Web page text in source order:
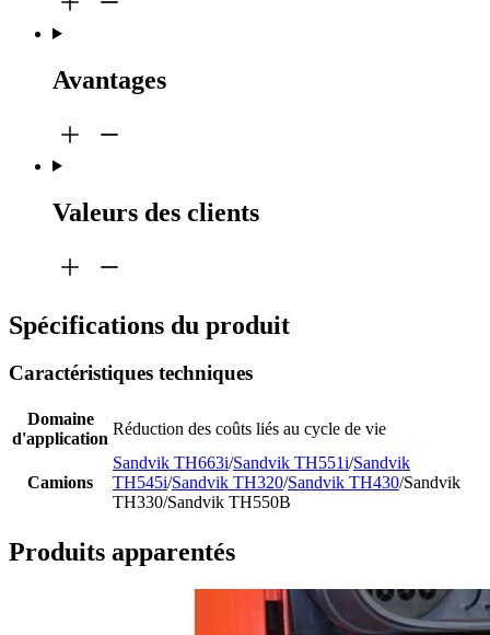
Avantages
Valeurs des clients
Spécifications du produit
Caractéristiques techniques
Domaine
d'application
Réduction des coûts liés au cycle de vie
Camions
Sandvik TH663i/Sandvik TH551i/Sandvik
TH545i/Sandvik TH320/Sandvik TH430/Sandvik
TH330/Sandvik TH550B
Produits apparentés